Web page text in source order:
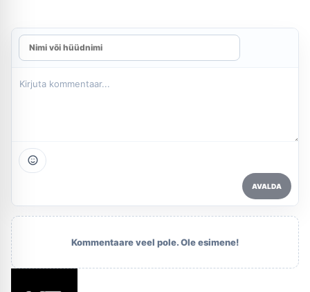
AVALDA
Kommentaare veel pole. Ole esimene!